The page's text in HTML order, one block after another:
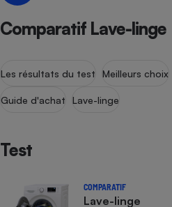
Comparatif Lave-linge
Les résultats du test Meilleurs choix
Guide d'achat Lave-linge
Test
COMPARATIF
Lave-linge